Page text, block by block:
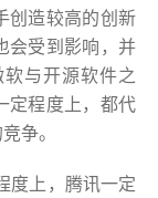
创造较高的创新
会受到影响，并
与开源软件之
定程度上，都代
争。
度上，腾讯一定